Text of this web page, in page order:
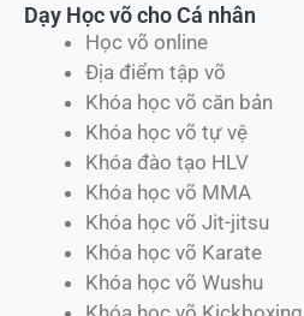
Dạy Học võ cho Cá nhân
Học võ online
Địa điểm tập võ
Khóa học võ căn bản
Khóa học võ tự vệ
Khóa đào tạo HLV
Khóa học võ MMA
Khóa học võ Jit-jitsu
Khóa học võ Karate
Khóa học võ Wushu